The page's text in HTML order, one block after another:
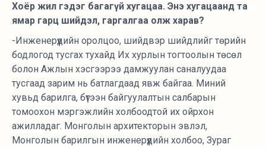
Хоёр жил гэдэг багагүй хугацаа. Энэ хугацаанд та
ямар гарц шийдэл, гаргалгаа олж харав?
-Инженерүүдийн оролцоо, шийдвэр шийдлийг төрийн
бодлогод тусгах тухайд Их хурлын тогтоолын төсөл
болон Ажлын хэсгээрээ дамжуулан саналуудаа
тусгаад зарим нь батлагдаад явж байгаа. Миний
хувьд барилга, бүтээн байгуулалтын салбарын
томоохон мэргэжлийн холбоодтой их ойрхон
ажилладаг. Монголын архитекторын эвлэл,
Монголын барилгын инженерүүдийн холбоо, Зураг